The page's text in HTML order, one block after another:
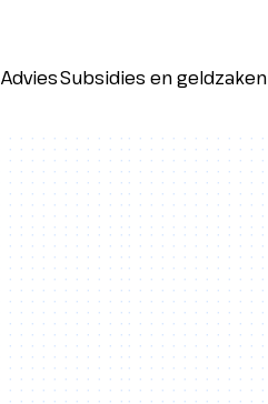
Advies
AdviesSubsidies en geldzaken
Subsidies en geldzaken